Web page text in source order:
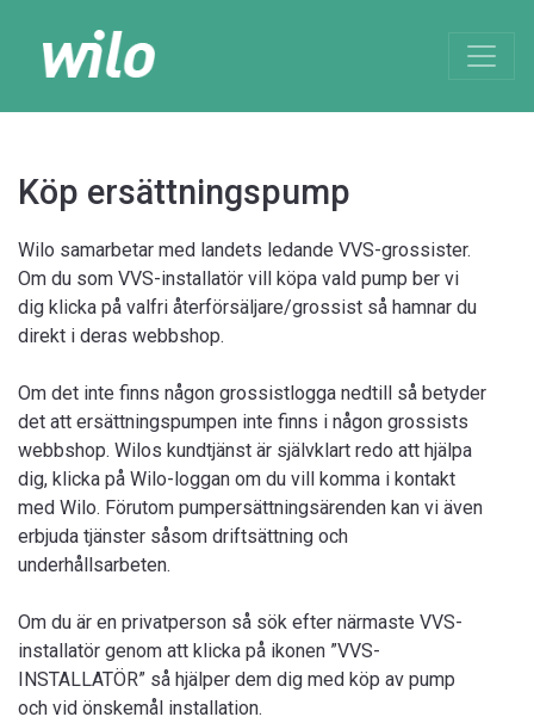
Köp ersättningspump
Wilo samarbetar med landets ledande VVS-grossister.
Om du som VVS-installatör vill köpa vald pump ber vi
dig klicka på valfri återförsäljare/grossist så hamnar du
direkt i deras webbshop.
Om det inte finns någon grossistlogga nedtill så betyder
det att ersättningspumpen inte finns i någon grossists
webbshop. Wilos kundtjänst är självklart redo att hjälpa
dig, klicka på Wilo-loggan om du vill komma i kontakt
med Wilo. Förutom pumpersättningsärenden kan vi även
erbjuda tjänster såsom driftsättning och
underhållsarbeten.
Om du är en privatperson så sök efter närmaste VVS-
installatör genom att klicka på ikonen ”VVS-
INSTALLATÖR” så hjälper dem dig med köp av pump
och vid önskemål installation.